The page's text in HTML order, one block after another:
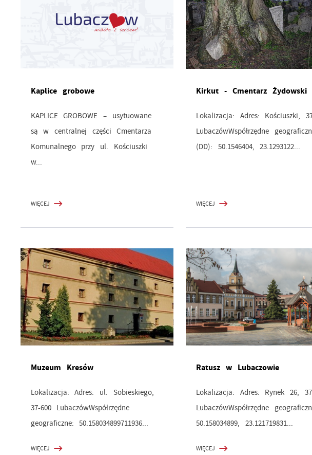
Kaplice grobowe
KAPLICE GROBOWE – usytuowane
są w centralnej części Cmentarza
Komunalnego przy ul. Kościuszki
w...
WIĘCEJ
Kirkut - Cmentarz Żydowski
Lokalizacja: Adres: Kościuszki,
LubaczówWspółrzędne
(DD): 50.1546404, 23.1293122...
WIĘCEJ
Muzeum Kresów
Lokalizacja: Adres: ul. Sobieskiego,
37-600 LubaczówWspółrzędne
geograficzne: 50.158034899711936...
WIĘCEJ
Ratusz w Lubaczowie
Lokalizacja: Adres: Rynek 26,
LubaczówWspółrzędne
50.158034899, 23.121719831...
WIĘCEJ